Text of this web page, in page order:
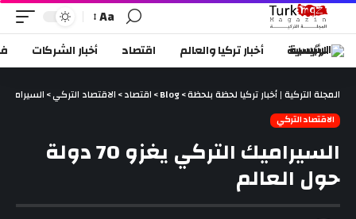
Aa
الرئيسية أخبار تركيا والعالم اقتصاد أخبار الشركات
المجلة التركية | أخبار تركيا لحظة بلحظة>
Blog
>اقتصاد>الاقتصاد التركي>السيراميك التركي
الاقتصاد التركي
السيراميك التركي يغزو 70 دولة
حول العالم